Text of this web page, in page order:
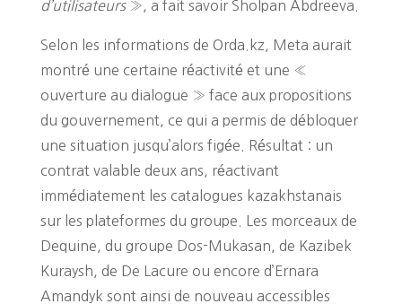
d’utilisateurs», a fait savoir Sholpan Abdreeva.
Selon les informations de Orda.kz, Meta aurait
montré une certaine réactivité et une «
ouverture au dialogue » face aux propositions
du gouvernement, ce qui a permis de débloquer
une situation jusqu’alors figée. Résultat : un
contrat valable deux ans, réactivant
immédiatement les catalogues kazakhstanais
sur les plateformes du groupe. Les morceaux de
Dequine, du groupe Dos-Mukasan, de Kazibek
Kuraysh, de De Lacure ou encore d’Ernara
Amandyk sont ainsi de nouveau accessibles